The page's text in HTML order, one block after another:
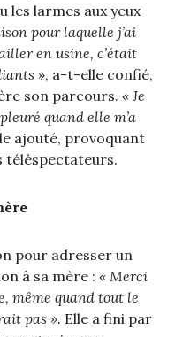
les larmes aux yeux
pour laquelle j’ai
en usine, c’était
», a-t-elle confié,
son parcours.« Je
quand elle m’a
ajouté, provoquant
téléspectateurs.
pour adresser un
à sa mère :« Merci
même quand tout le
pas ». Elle a fini par